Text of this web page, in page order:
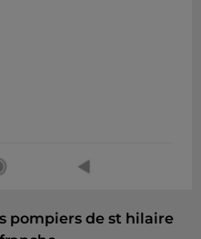
pompiers de st hilaire